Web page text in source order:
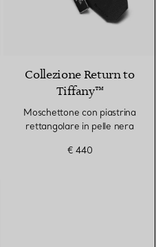
Collezione Return to
Tiffany™
Moschettone con piastrina
rettangolare in pelle nera
€ 440
Heart Tag in pelle